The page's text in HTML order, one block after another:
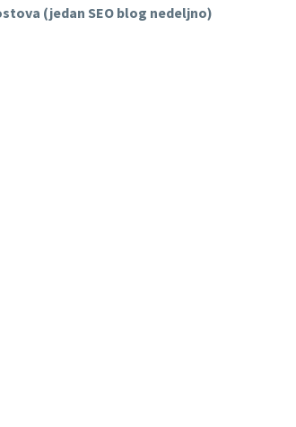
(jedan SEO blog nedeljno)